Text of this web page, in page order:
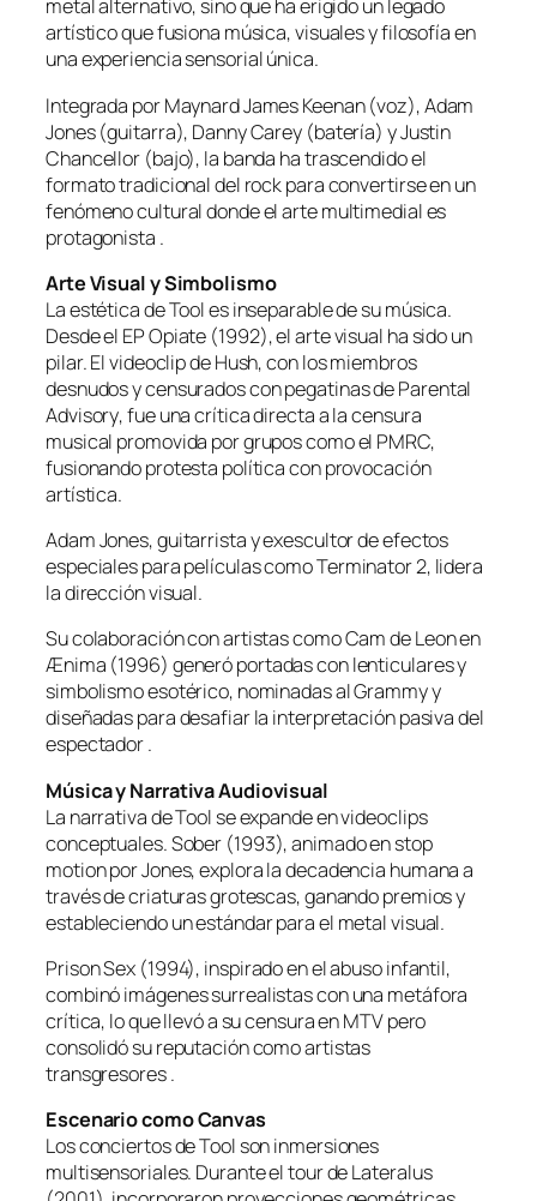
metal alternativo, sino que ha erigido un legado
artístico que fusiona música, visuales y filosofía en
una experiencia sensorial única.
Integrada por Maynard James Keenan (voz), Adam
Jones (guitarra), Danny Carey (batería) y Justin
Chancellor (bajo), la banda ha trascendido el
formato tradicional del rock para convertirse en un
fenómeno cultural donde el arte multimedial es
protagonista .
Arte Visual y Simbolismo
La estética de Tool es inseparable de su música.
Desde el EPOpiate (1992), el arte visual ha sido un
pilar. El videoclip deHush, con los miembros
desnudos y censurados con pegatinas deParental
Advisory, fue una crítica directa a la censura
musical promovida por grupos como el PMRC,
fusionando protesta política con provocación
artística.
Adam Jones, guitarrista y exescultor de efectos
especiales para películas comoTerminator 2, lidera
la dirección visual.
Su colaboración con artistas como Cam de Leon en
Ænima (1996) generó portadas con lenticulares y
simbolismo esotérico, nominadas al Grammy y
diseñadas para desafiar la interpretación pasiva del
espectador .
Música y Narrativa Audiovisual
La narrativa de Tool se expande en videoclips
conceptuales.Sober (1993), animado en stop
motion por Jones, explora la decadencia humana a
través de criaturas grotescas, ganando premios y
estableciendo un estándar para el metal visual.
Prison Sex (1994), inspirado en el abuso infantil,
combinó imágenes surrealistas con una metáfora
crítica, lo que llevó a su censura en MTV pero
consolidó su reputación como artistas
transgresores .
Escenario como Canvas
Los conciertos de Tool son inmersiones
multisensoriales. Durante el tour deLateralus